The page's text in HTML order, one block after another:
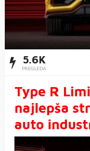
5.6K
PREGLEDA
Type R
najlepša
auto